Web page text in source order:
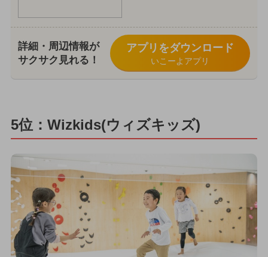
詳細・周辺情報が
サクサク見れる！
アプリをダウンロード
いこーよアプリ
5位：Wizkids(ウィズキッズ)